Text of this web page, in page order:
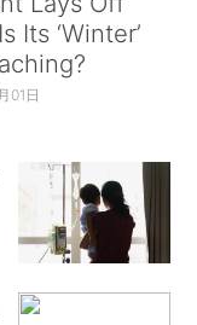
Its ‘Winter’
01日